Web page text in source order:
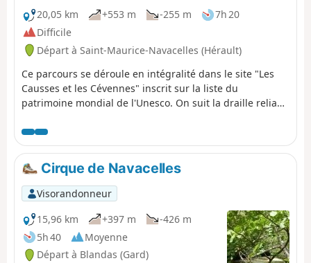
20,05 km
+553 m -255 m
7h 20
Difficile
Départ à Saint-Maurice-Navacelles (Hérault)
Ce parcours se déroule en intégralité dans le site "Les
Causses et les Cévennes" inscrit sur la liste du
patrimoine mondial de l'Unesco. On suit la draille reliant
Navacelles. Au-dessus des falaises des Gorges de la Vis,
les colonies de vautours profitent des courants
ascendants. Puis le paysage du causse est façonné par
des millénaires de pastoralisme. 22/10/2024 : Itinéraire
temporairement non praticable suite à un effondrement
du sentier du GR® 7 entre (4) et (5), voir les informations
pratiques pour l'itinéraire bis.
Cirque de Navacelles
Visorandonneur
15,96 km
+397 m
-426 m
5h 40
Moyenne
Départ à Blandas (Gard)